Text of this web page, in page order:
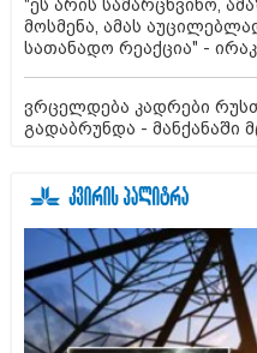
"ეს არის სამარცხვინო,
მოსმენა, ამას
სათანადო რეაქცია" -
ვრცელდება კადრები
გადაბრუნდა - მანქანაში